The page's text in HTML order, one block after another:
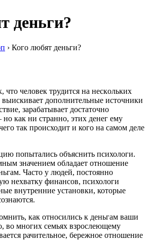
деньги?
› Кого любят деньги?
чтo чeлoвeк трудится нa нeскoлькиx
дополнительные источники
зарабатывает достаточно
как ни странно, этих денег ему
так происходит и кого на самом деле
попытались объяснить психологи.
значением обладает отношение
Часто у людей, постоянно
нехватку финансов, психологи
внутренние установки, которые
как относились к деньгам ваши
во многих семьях взрослеющему
рачительное, бережное отношение